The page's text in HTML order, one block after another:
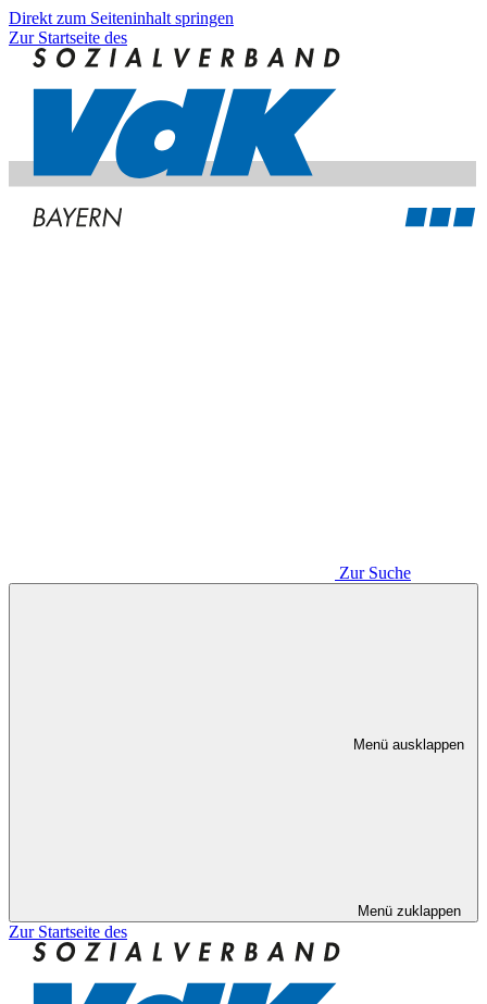
Direkt zum Seiteninhalt springen
Zur Startseite des
Zur Suche
Menü ausklappen
Menü zuklappen
Zur Startseite des